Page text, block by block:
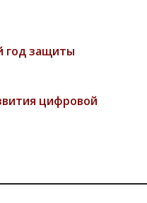
год защиты
цифровой